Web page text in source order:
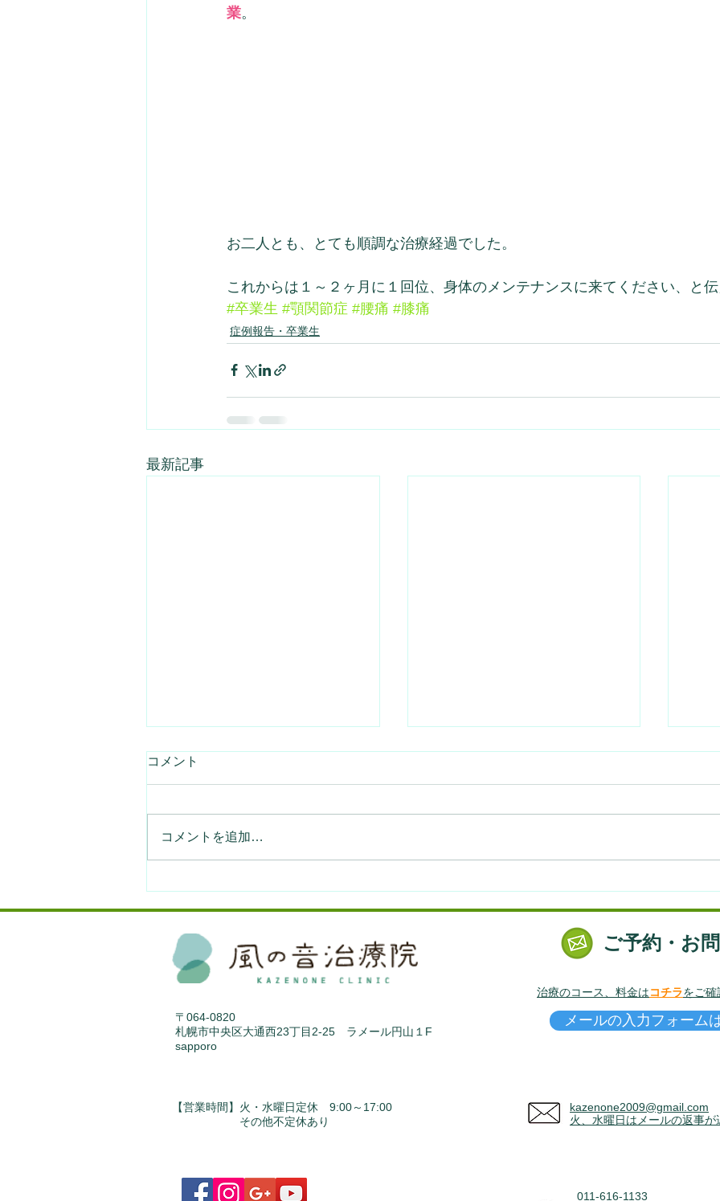
業。
お二人とも、とても順調な治療経過でした。
これからは１～２ヶ月に１回位、身体のメンテナンスに来てください、と
#卒業生 #顎関節症 #腰痛 #膝痛
症例報告・卒業生
最新記事
す。
は君だったのか～
腹痛
コメント
コメントを追加…
ご予約・お
治療のコース、料金はコチラをご確
〒064-0820
札幌市中央区大通西23丁目2-25 ラメール円山１F
sapporo
【営業時間】火・水曜日定休 9:00～17:00
​ その他不定休あり
メールの入力フォーム
kazenone2009@gmail.com
火、水曜日はメールの返事が
011-616-1133